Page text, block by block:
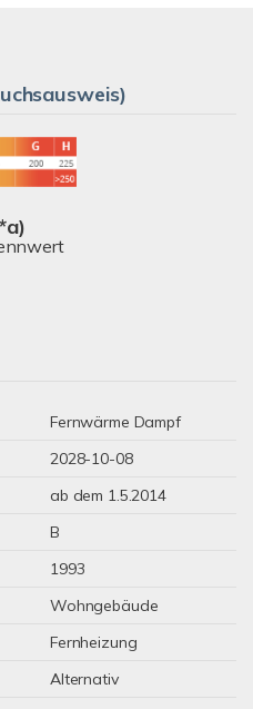
Fernwärme Dampf
2028-10-08
ab dem 1.5.2014
B
1993
Wohngebäude
Fernheizung
Alternativ